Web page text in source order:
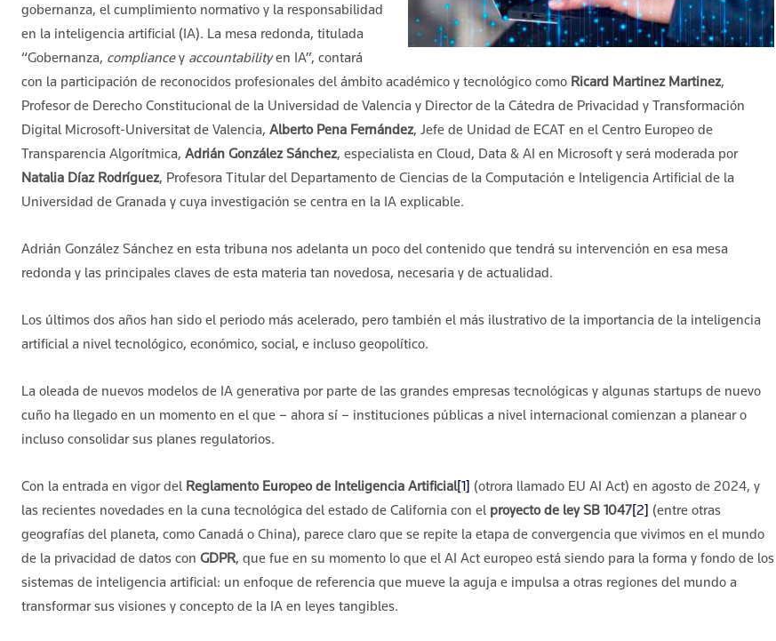
gobernanza, el cumplimiento normativo y la responsabilidad
en la inteligencia artificial (IA). La mesa redonda, titulada
“Gobernanza, compliancey accountabilityen IA”, contará
con la participación de reconocidos profesionales del ámbito académico y tecnológico como Ricard Martinez Martinez,
Profesor de Derecho Constitucional de la Universidad de Valencia y Director de la Cátedra de Privacidad y Transformación
Digital Microsoft-Universitat de Valencia, Alberto Pena Fernández, Jefe de Unidad de ECAT en el Centro Europeo de
Transparencia Algorítmica, Adrián González Sánchez, especialista en Cloud, Data & AI en Microsoft y será moderada por
Natalia Díaz Rodríguez, Profesora Titular del Departamento de Ciencias de la Computación e Inteligencia Artificial de la
Universidad de Granada y cuya investigación se centra en la IA explicable.
Adrián González Sánchez en esta tribuna nos adelanta un poco del contenido que tendrá su intervención en esa mesa
redonda y las principales claves de esta materia tan novedosa, necesaria y de actualidad.
Los últimos dos años han sido el periodo más acelerado, pero también el más ilustrativo de la importancia de la inteligencia
artificial a nivel tecnológico, económico, social, e incluso geopolítico.
La oleada de nuevos modelos de IA generativa por parte de las grandes empresas tecnológicas y algunas startups de nuevo
cuño ha llegado en un momento en el que – ahora sí – instituciones públicas a nivel internacional comienzan a planear o
incluso consolidar sus planes regulatorios.
Con la entrada en vigor del Reglamento Europeo de Inteligencia Artificial[1] (otrora llamado EU AI Act) en agosto de 2024, y
las recientes novedades en la cuna tecnológica del estado de California con el proyecto de ley SB 1047[2] (entre otras
geografías del planeta, como Canadá o China), parece claro que se repite la etapa de convergencia que vivimos en el mundo
de la privacidad de datos con GDPR, que fue en su momento lo que el AI Act europeo está siendo para la forma y fondo de los
sistemas de inteligencia artificial: un enfoque de referencia que mueve la aguja e impulsa a otras regiones del mundo a
transformar sus visiones y concepto de la IA en leyes tangibles.